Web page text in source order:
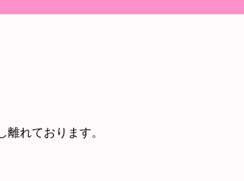
れております。